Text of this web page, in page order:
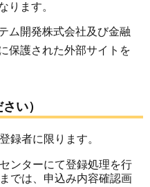
ります。
ム開発株式会社及び金融
保護された外部サイトを
い）
録者に限ります。
ンターにて登録処理を行
では、申込み内容確認画